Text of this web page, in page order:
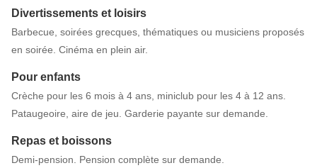
Divertissements et loisirs
Barbecue, soirées grecques, thématiques ou musiciens proposés
en soirée. Cinéma en plein air.
Pour enfants
Crèche pour les 6 mois à 4 ans, miniclub pour les 4 à 12 ans.
Pataugeoire, aire de jeu. Garderie payante sur demande.
Repas et boissons
Demi-pension. Pension complète sur demande.